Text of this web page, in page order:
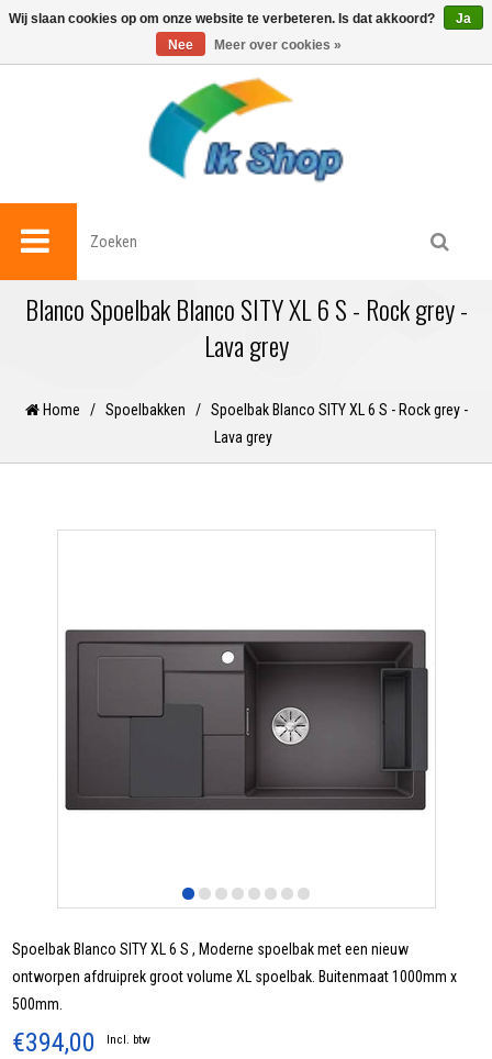
0
Blanco Spoelbak Blanco SITY XL 6 S - Rock grey -
Lava grey
Home / Spoelbakken / Spoelbak Blanco SITY XL 6 S - Rock grey -
Lava grey
Spoelbak Blanco SITY XL 6 S , Moderne spoelbak met een nieuw
ontworpen afdruiprek groot volume XL spoelbak. Buitenmaat 1000mm x
500mm.
€394,00 Incl. btw
Wij slaan cookies op om onze website te verbeteren. Is dat akkoord?
Ja
Nee
Meer over cookies »